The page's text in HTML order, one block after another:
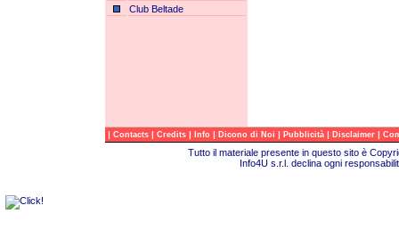
Club Beltade
| Contacts | Credits | Info | Dicono di Noi | Pubblicità | Disclaimer |
Tutto il materiale presente in questo sito è
Info4U s.r.l. declina ogni